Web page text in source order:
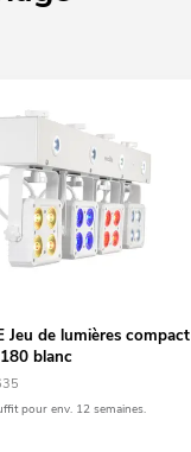
Jeu de lumières compact
blanc
pour env. 12 semaines.